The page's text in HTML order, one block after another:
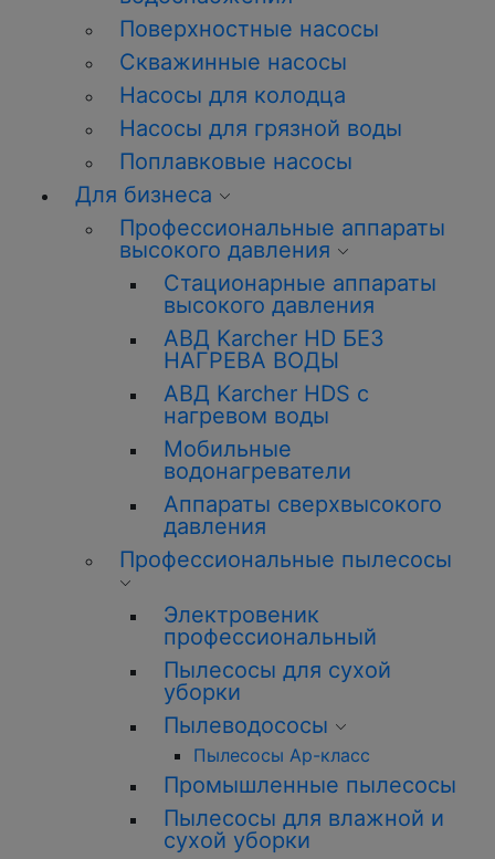
Поверхностные насосы
Скважинные насосы
Насосы для колодца
Насосы для грязной воды
Поплавковые насосы
Для бизнеса
Профессиональные аппараты
высокого давления
Стационарные аппараты
высокого давления
АВД Karcher HD БЕЗ
НАГРЕВА ВОДЫ
АВД Karcher HDS с
нагревом воды
Мобильные
водонагреватели
Аппараты сверхвысокого
давления
Профессиональные пылесосы
Электровеник
профессиональный
Пылесосы для сухой
уборки
Пылеводососы
Пылесосы Ар-класс
Промышленные пылесосы
Пылесосы для влажной и
сухой уборки